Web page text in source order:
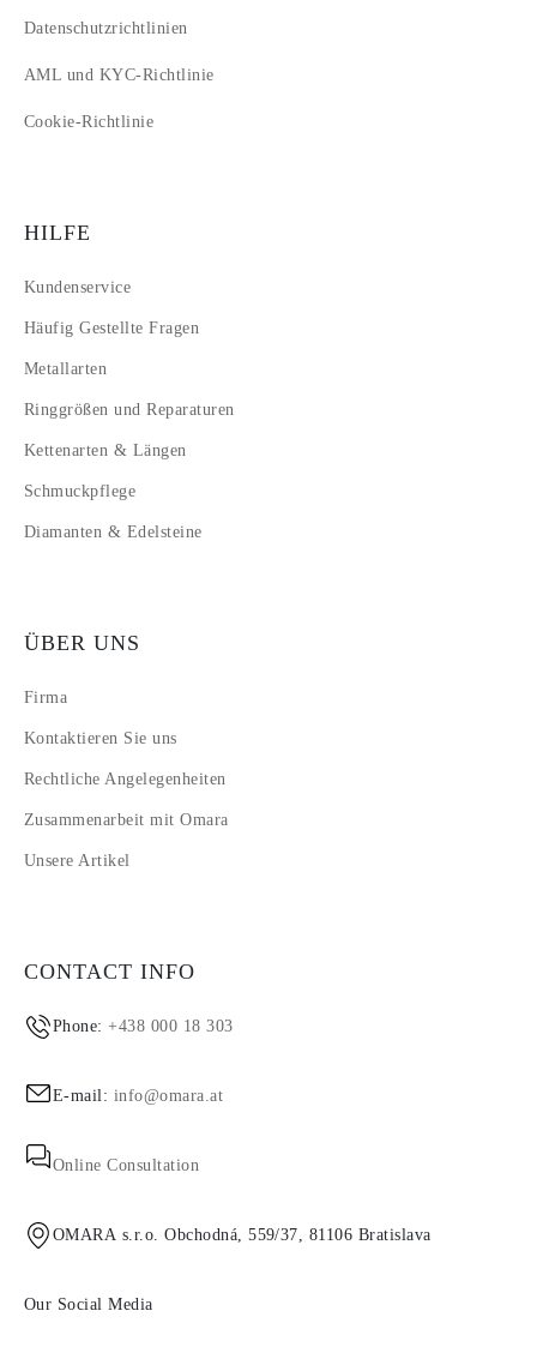
Datenschutzrichtlinien
AML und KYC-Richtlinie
Cookie-Richtlinie
HILFE
Kundenservice
Häufig Gestellte Fragen
Metallarten
Ringgrößen und Reparaturen
Kettenarten & Längen
Schmuckpflege
Diamanten & Edelsteine
ÜBER UNS
Firma
Kontaktieren Sie uns
Rechtliche Angelegenheiten
Zusammenarbeit mit Omara
Unsere Artikel
CONTACT INFO
Phone:+438 000 18 303
E-mail: info@omara.at
Online Consultation
OMARA s.r.o. Obchodná, 559/37, 81106 Bratislava
Our Social Media